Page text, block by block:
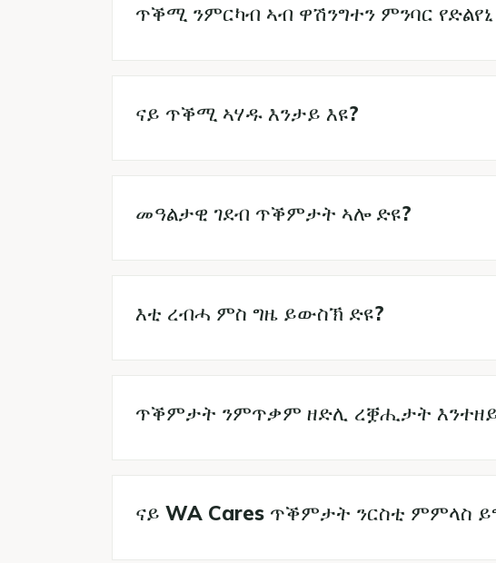
ጥቕሚ ንምርካብ ኣብ ዋሽንግተን ምንባር የድልየኒ
ናይ ጥቕሚ ኣሃዱ እንታይ እዩ?
መዓልታዊ ገደብ ጥቕምታት ኣሎ ድዩ?
እቲ ረብሓ ምስ ግዜ ይውስኽ ድዩ?
ጥቕምታት ንምጥቃም ዘድሊ ረቛሒታት
ናይ WA Cares ጥቕምታት ንርስቲ ምምላስ